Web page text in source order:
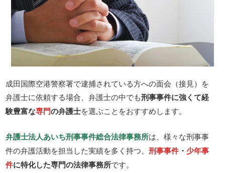
成田国際空港警察署で逮捕されている方への面会（接見）を
弁護士に依頼する場合、弁護士の中でも刑事事件に強くて経
験豊富な専門の弁護士を選ぶことをおすすめします。
弁護士法人あいち刑事事件総合法律事務所は、様々な刑事事
件の弁護活動を担当した実績を多く持つ、刑事事件 ・少年事
件に特化した専門の法律事務所です。